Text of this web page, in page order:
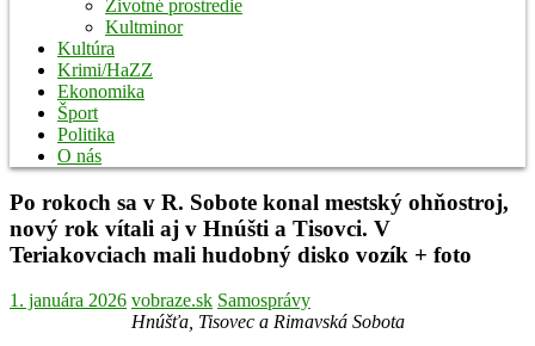
Životné prostredie
Kultminor
Kultúra
Krimi/HaZZ
Ekonomika
Šport
Politika
O nás
Po rokoch sa v R. Sobote konal mestský ohňostroj,
nový rok vítali aj v Hnúšti a Tisovci. V
Teriakovciach mali hudobný disko vozík + foto
1. januára 2026 vobraze.sk Samosprávy
Hnúšťa, Tisovec a Rimavská Sobota